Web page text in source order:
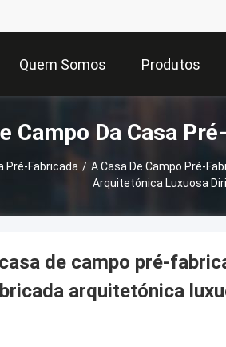
Quem Somos Produtos
Campo Da Casa
Pré-Fabricada / A Casa De Campo Pré-
Arquitetónica Luxuosa
de campo pré-
arquitetónica